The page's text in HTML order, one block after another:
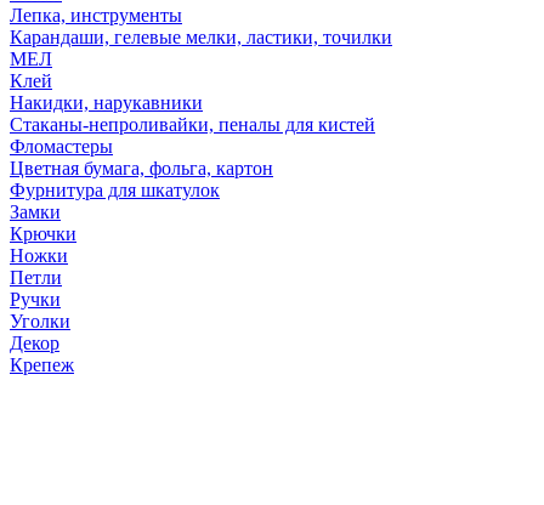
Лепка, инструменты
Карандаши, гелевые мелки, ластики, точилки
МЕЛ
Клей
Накидки, нарукавники
Стаканы-непроливайки, пеналы для кистей
Фломастеры
Цветная бумага, фольга, картон
Фурнитура для шкатулок
Замки
Крючки
Ножки
Петли
Ручки
Уголки
Декор
Крепеж